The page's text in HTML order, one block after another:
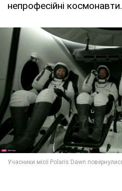
непрофесійні космонавти.